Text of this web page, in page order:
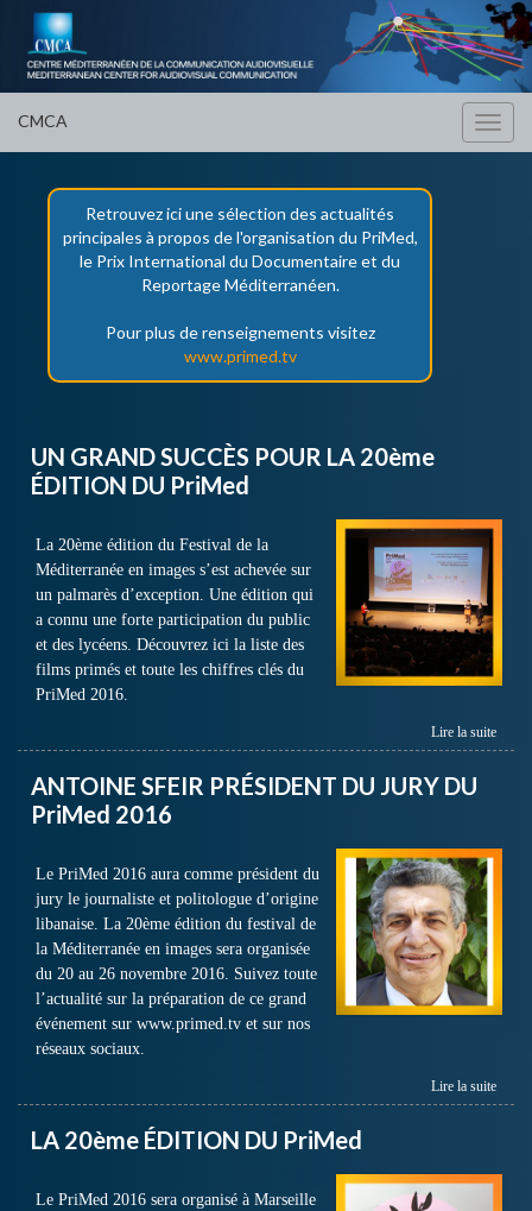
CMCA
Retrouvez ici une sélection des actualités
principales à propos de l'organisation du PriMed,
le Prix International du Documentaire et du
Reportage Méditerranéen.
Pour plus de renseignements visitez
www.primed.tv
UN GRAND SUCCÈS POUR LA 20ème
ÉDITION DU PriMed
La 20ème édition du Festival de la
Méditerranée en images s’est achevée sur
un palmarès d’exception. Une édition qui
a connu une forte participation du public
et des lycéens. Découvrez ici la liste des
films primés et toute les chiffres clés du
PriMed 2016.
Lire la suite
ANTOINE SFEIR PRÉSIDENT DU JURY DU
PriMed 2016
Le PriMed 2016 aura comme président du
jury le journaliste et politologue d’origine
libanaise. La 20ème édition du festival de
la Méditerranée en images sera organisée
du 20 au 26 novembre 2016. Suivez toute
l’actualité sur la préparation de ce grand
événement sur www.primed.tv et sur nos
réseaux sociaux.
Lire la suite
LA 20ème ÉDITION DU PriMed
Le PriMed 2016 sera organisé à Marseille